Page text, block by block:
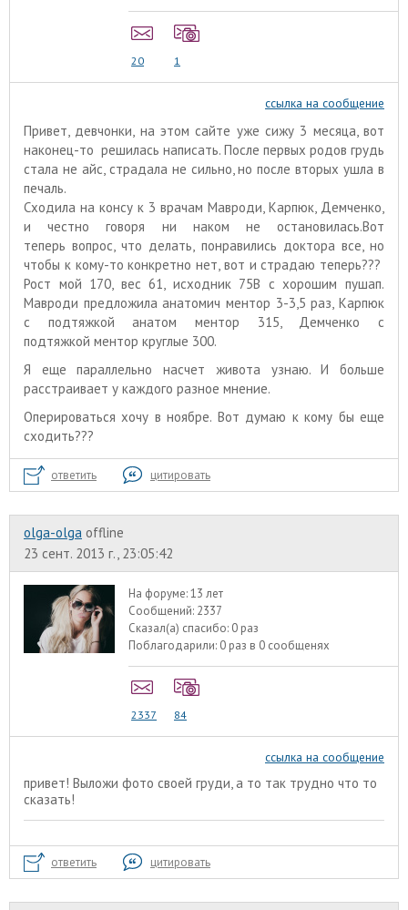
20 1
ссылка на сообщение
Привет, девчонки, на этом сайте уже сижу 3 месяца, вот
наконец-то решилась написать. После первых родов грудь
стала не айс, страдала не сильно, но после вторых ушла в
печаль.
Сходила на консу к 3 врачам Мавроди, Карпюк, Демченко,
и честно говоря ни наком не остановилась.Вот
теперь вопрос, что делать, понравились доктора все, но
чтобы к кому-то конкретно нет, вот и страдаю теперь???
Рост мой 170, вес 61, исходник 75В с хорошим пушап.
Мавроди предложила анатомич ментор 3-3,5 раз, Карпюк
с подтяжкой анатом ментор 315, Демченко с
подтяжкой ментор круглые 300.
Я еще параллельно насчет живота узнаю. И больше
расстраивает у каждого разное мнение.
Оперироваться хочу в ноябре. Вот думаю к кому бы еще
сходить???
ответить цитировать
olga-olga offline
23 сент. 2013 г., 23:05:42
На форуме:13 лет
Сообщений: 2337
Сказал(а) спасибо: 0 раз
Поблагодарили: 0 раз в 0 сообщенях
2337 84
ссылка на сообщение
привет! Выложи фото своей груди, а то так трудно что то
сказать!
ответить цитировать